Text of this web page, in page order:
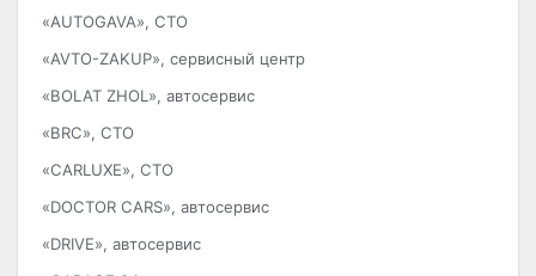
«AUTOGAVA», СТО
«AVTO-ZAKUP», сервисный центр
«BOLAT ZHOL», автосервис
«BRC», СТО
«CARLUXE», СТО
«DOCTOR CARS», автосервис
«DRIVE», автосервис